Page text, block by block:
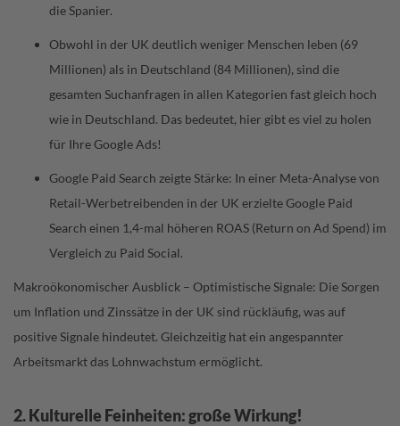
die Spanier.
Obwohl in der UK deutlich weniger Menschen leben (69
Millionen) als in Deutschland (84 Millionen), sind die
gesamten Suchanfragen in allen Kategorien fast gleich hoch
wie in Deutschland. Das bedeutet, hier gibt es viel zu holen
für Ihre Google Ads!
Google Paid Search zeigte Stärke: In einer Meta-Analyse von
Retail-Werbetreibenden in der UK erzielte Google Paid
Search einen 1,4-mal höheren ROAS (Return on Ad Spend) im
Vergleich zu Paid Social.
Makroökonomischer Ausblick – Optimistische Signale: Die Sorgen
um Inflation und Zinssätze in der UK sind rückläufig, was auf
positive Signale hindeutet. Gleichzeitig hat ein angespannter
Arbeitsmarkt das Lohnwachstum ermöglicht.
2. Kulturelle Feinheiten: große Wirkung!